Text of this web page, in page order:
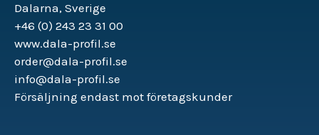
Dalarna, Sverige
+46 (0) 243 23 31 00
www.dala-profil.se
order@dala-profil.se
info@dala-profil.se
Försäljning endast mot företagskunder